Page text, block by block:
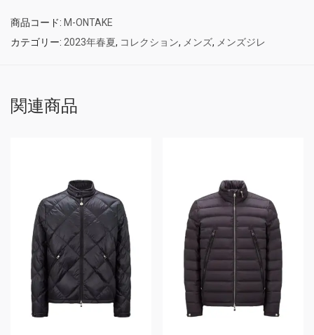
商品コード: M-ONTAKE
カテゴリー: 2023年春夏, コレクション, メンズ, メンズジレ
関連商品